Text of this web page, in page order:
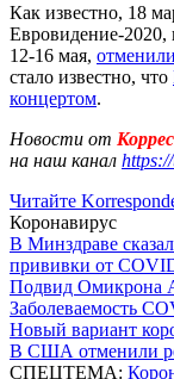
Как известно, 18
Евровидение-2020,
12-16 мая,
стало известно, что
концертом.
Новости от
на наш канал
Читайте
Коронавирус
В Минздраве
прививки от
Подвид Омикрона
Заболеваемость
Новый вариант
В США отменили
СПЕЦТЕМА: